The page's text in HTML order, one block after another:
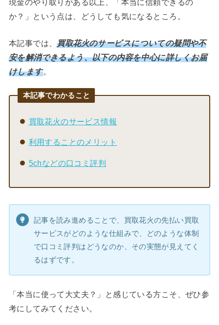
現金のやり取りがある以上、「本当に信頼できるの
か？」という点は、どうしても気になるところ。
本記事では、買取花火のサービスについての疑問や不
安を解消できるよう、以下の内容を中心に詳しくお届
けします。
本記事でわかること
買取花火のサービス情報
利用することのメリット
5chなどの口コミ評判
記事を読み進めることで、買取花火の先払い買取
サービスがどのような仕組みで、どのような体制
で口コミ評判はどうなのか、その実態が見えてく
るはずです。
「本当に使って大丈夫？」と感じている方こそ、ぜひ参
考にしてみてください。